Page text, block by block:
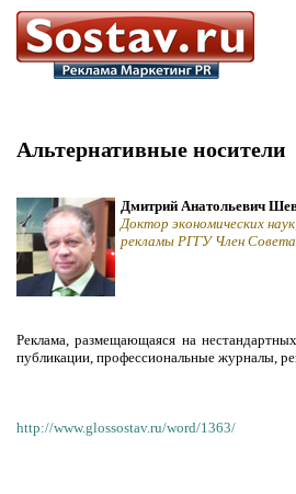
Альтернативные носители
Дмитрий Анатольевич
Доктор экономических
рекламы РГГУ Член
Реклама, размещающаяся на
публикации, профессиональные журналы,
http://www.glossostav.ru/word/1363/